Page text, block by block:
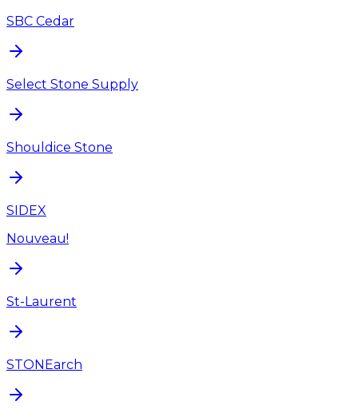
SBC Cedar
Select Stone Supply
Shouldice Stone
SIDEX
Nouveau!
St-Laurent
STONEarch